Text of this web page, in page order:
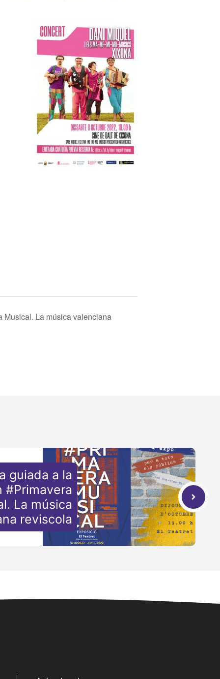
Musical. La música valenciana
guiada a la
#Primavera
La música
reviscola